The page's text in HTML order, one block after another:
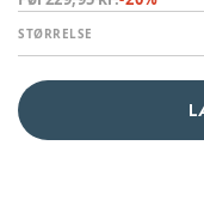
STØRRELSE